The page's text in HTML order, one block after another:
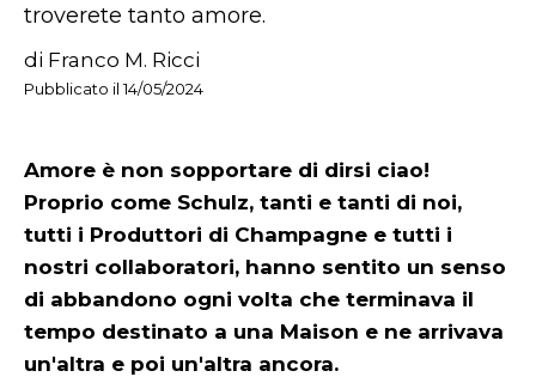
troverete tanto amore.
di Franco M. Ricci
Pubblicato il 14/05/2024
Amore è non sopportare di dirsi ciao!
Proprio come Schulz, tanti e tanti di noi,
tutti i Produttori di Champagne e tutti i
nostri collaboratori, hanno sentito un senso
di abbandono ogni volta che terminava il
tempo destinato a una Maison e ne arrivava
un'altra e poi un'altra ancora.